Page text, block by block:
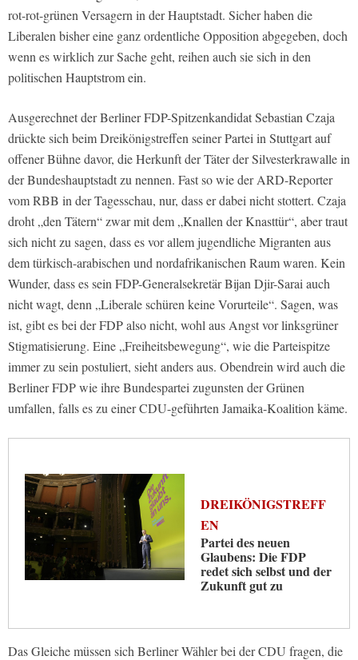
rot-rot-grünen Versagern in der Hauptstadt. Sicher haben die
Liberalen bisher eine ganz ordentliche Opposition abgegeben, doch
wenn es wirklich zur Sache geht, reihen auch sie sich in den
politischen Hauptstrom ein.
Ausgerechnet der Berliner FDP-Spitzenkandidat Sebastian Czaja
drückte sich beim Dreikönigstreffen seiner Partei in Stuttgart auf
offener Bühne davor, die Herkunft der Täter der Silvesterkrawalle in
der Bundeshauptstadt zu nennen. Fast so wie der ARD-Reporter
vom RBB in der Tagesschau, nur, dass er dabei nicht stottert. Czaja
droht „den Tätern“ zwar mit dem „Knallen der Knasttür“, aber traut
sich nicht zu sagen, dass es vor allem jugendliche Migranten aus
dem türkisch-arabischen und nordafrikanischen Raum waren. Kein
Wunder, dass es sein FDP-Generalsekretär Bijan Djir-Sarai auch
nicht wagt, denn „Liberale schüren keine Vorurteile“. Sagen, was
ist, gibt es bei der FDP also nicht, wohl aus Angst vor linksgrüner
Stigmatisierung. Eine „Freiheitsbewegung“, wie die Parteispitze
immer zu sein postuliert, sieht anders aus. Obendrein wird auch die
Berliner FDP wie ihre Bundespartei zugunsten der Grünen
umfallen, falls es zu einer CDU-geführten Jamaika-Koalition käme.
DREIKÖNIGSTREFF
EN
Partei des neuen
Glaubens: Die FDP
redet sich selbst und der
Zukunft gut zu
Das Gleiche müssen sich Berliner Wähler bei der CDU fragen, die